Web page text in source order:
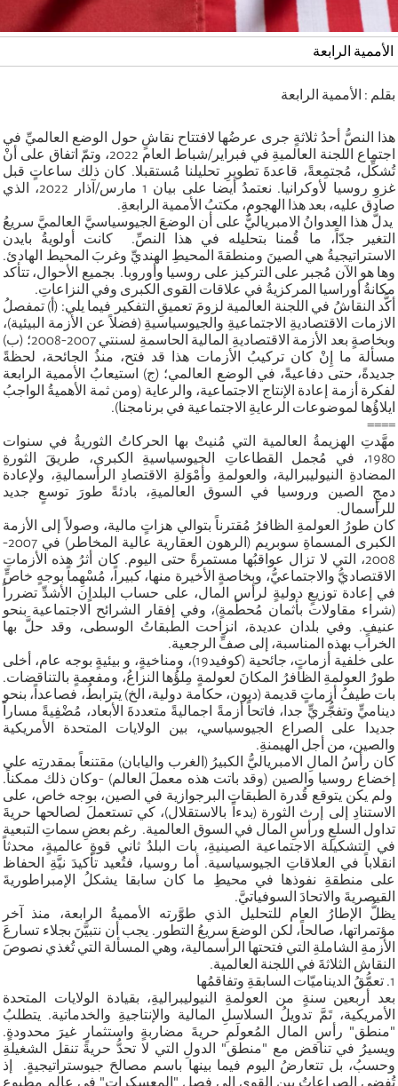
الأممية الرابعة
بقلم : الأممية الرابعة
هذا النصُّ أحدُ ثلاثةٍ جرى عرضُها لافتتاح نقاشٍ حول الوضع العالميِّ في
اجتماع اللجنة العالميةِ في فبراير/شباط العام 2022، وتمّ اتفاق على أنْ
تُشكِّل، مُجتمِعةً، قاعدةَ تطويرِ تحليلنا مُستقبلا. كان ذلك ساعاتٍ قبل
غزوِ روسيا لأوكرانيا. نعتمدُ أيضا على بيان 1 مارس/آذار 2022، الذي
صادق عليه، بعد هذا الهجومِ، مكتبُ الأممية الرابعةِ.
يدلُّ هذا العدوانُ الامبرياليُّ على أن الوضعَ الجيوسياسيَّ العالميَّ سريعُ
التغير جدّاً، ما قُمنا بتحليله في هذا النصِّ. كانت أولويةُ بايدن
الاستراتيجيةُ هي الصينَ ومنطقةَ المحيطِ الهنديِّ وغربَ المحيط الهادئ.
وها هو الآن مُجبر على التركيز على روسيا وأوروبا. بجميع الأحوال، تتأكد
مكانةُ أوراسيا المركزيةُ في علاقات القوى الكبرى وفي النزاعاتِ.
أكَّد النقاشُ في اللجنة العالمية لزومَ تعميقِ التفكير فيما يلي: (أ) تمفصلُ
الازمات الاقتصاديةِ الاجتماعيةِ والجيوسياسيةِ (فضلاً عن الأزمة البيئية)،
وبخاصةٍ بعد الأزمة الاقتصاديةِ المالية الحاسمةِ لسنتي 2007-2008؛ (ب)
مسألة ما إِنْ كان تركيبُ الأزمات هذا قد فتح، منذُ الجائحة، لحظةً
جديدةً، حتى دفاعيةً، في الوضع العالمي؛ (ج) استيعابُ الأممية الرابعة
لفكرة أزمة إعادة الإنتاج الاجتماعية، والرعاية (ومن ثمة الأهميةُ الواجبُ
ايلاؤُها لموضوعات الرعايةِ الاجتماعية في برنامجنا).
====
مهَّدتِ الهزيمةُ العالمية التي مُنيتْ بها الحركاتُ الثوريةُ في سنوات
1980، في مُجمل القطاعاتِ الجيوسياسيةِ الكبرى، طريقَ الثورةِ
المضادةِ النيوليبرالية، والعولمةِ وأمْوَلةِ الاقتصادِ الرأسماليةِ، ولإعادة
دمجِ الصين وروسيا في السوق العالميةِ، بادئةً طورَ توسعٍ جديد
للرأسمال.
كان طورُ العولمةِ الظافرُ مُقترناً بتوالي هزاتٍ مالية، وصولاً إلى الأزمة
الكبرى المسماةِ سوبريم (الرهون العقارية عالية المخاطر) في 2007-
2008، التي لا تزال عواقبُها مستمرةً حتى اليوم. كان أثرُ هذه الأزماتِ
الاقتصاديُّ والاجتماعيُّ، وبخاصةٍ الأخيرة منها، كبيراً، مُسْهِماً بوجهٍ خاصٍّ
في إعادة توزيعٍ دوليةٍ لرأس المال، على حساب البلداٍن الأشدِّ تضرراً
(شراء مقاولات بأثمان مُحطّمةٍ)، وفي إفقار الشرائح الاجتماعية بنحو
عنيفٍ. وفي بلدان عديدة، انزاحت الطبقاتُ الوسطى، وقد حلَّ بها
الخراب بهذه المناسبة، إلى صفِّ الرجعية.
على خلفية أزماتٍ، جائحية (كوفيد19)، ومناخيةٍ، و بيئيةٍ بوجه عام، أخلى
طورُ العولمةِ الظافرُ المكانَ لعولمةٍ مِلؤُها النزاعُ، ومفعمةٍ بالتناقضات.
بات طيفُ أزماتٍ قديمة (ديون، حكامة دولية، الخ) يترابطُ، فصاعداً، بنحو
ديناميٍّ وتفجُّريٍّ جدا، فاتحاً أزمةً اجماليةً متعددةَ الأبعاد، مُضْفِيةً مساراً
جديدا على الصراع الجيوسياسي، بين الولايات المتحدة الأمريكية
والصين، من أجل الهيمنةِ.
كان رأسُ المالِ الامبرياليُّ الكبيرُ (الغرب واليابان) مقتنعاً بمقدرتِه على
إخضاع روسيا والصين (وقد باتت هذه معملَ العالم) -وكان ذلك ممكناً.
ولم يكن يتوقع قُدرة الطبقاتِ البرجوازية في الصين، بوجه خاص، على
الاستنادِ إلى إرث الثورة (بدءاً بالاستقلال)، كي تستعملَ لصالحها حريةَ
تداول السلعِ ورأسِ المال في السوق العالمية. رغم بعضِ سماتِ التبعية
في التشكيلة الاجتماعية الصينيةِ، بات البلدُ ثاني قوةٍ عالميةٍ، محدثاً
انقلاباً في العلاقاتِ الجيوسياسية. أما روسيا، فتُعيد تأكيدَ نيَّةِ الحفاظ
على منطقةِ نفوذها في محيطِ ما كان سابقا يشكلُ الإمبراطوريةَ
القيصريةَ والاتحادَ السوفياتيَّ.
يظلُّ الإطارُ العام للتحليل الذي طوَّرته الأمميةُ الرابعة، منذ آخر
مؤتمراتها، صالحاً، لكن الوضعَ سريعُ التطور. يجب أن نتبيَّنَ بجلاء تسارعَ
الأزمةِ الشاملةِ التي فتحتها الرأسمالية، وهي المسألة التي تُغذي نصوصَ
النقاش الثلاثةَ في اللجنة العالمية.
1. تعمُّقُ الديناميّات السابقةِ وتفاقمُها
بعد أربعين سنةٍ من العولمةِ النيوليبراليةِ، بقيادة الولايات المتحدة
الأمريكية، تَمَّ تدويلُ السلاسلِ المالية والإنتاجيةِ والخدماتية. يتطلبُ
"منطق" رأسِ المال المُعولَمِ حريةَ مضاربةٍ واستثمارٍ غيرَ محدودةٍ.
ويسيرُ في تناقض مع "منطق" الدولِ التي لا تحدُّ حريةَ تنقل الشغيلةِ
وحسبُ، بل تتعارضُ اليوم فيما بينها باسم مصالحَ جيوستراتيجيةٍ. إذ
تُفضي الصراعاتُ بين القوى إلى فصلِ "المعسكرات" في عالمٍ مطبوعٍ